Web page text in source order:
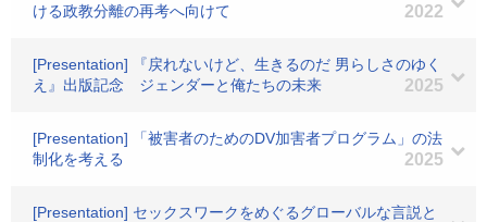
ける政教分離の再考へ向けて
2022
[Presentation] 『戻れないけど、生きるのだ 男らしさのゆく
え』出版記念 ジェンダーと俺たちの未来
2025
[Presentation] 「被害者のためのDV加害者プログラム」の法
制化を考える
2025
[Presentation] セックスワークをめぐるグローバルな言説と